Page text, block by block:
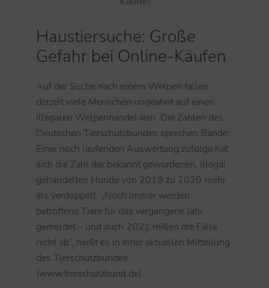
Haustiersuche: Große
Gefahr bei Online-Käufen
Auf der Suche nach einem Welpen fallen
derzeit viele Menschen ungeahnt auf einen
illegalen Welpenhandel rein. Die Zahlen des
Deutschen Tierschutzbundes sprechen Bände:
Einer noch laufenden Auswertung zufolge hat
sich die Zahl der bekannt gewordenen, illegal
gehandelten Hunde von 2019 zu 2020 mehr
als verdoppelt. „Noch immer werden
betroffene Tiere für das vergangene Jahr
gemeldet – und auch 2021 reißen die Fälle
nicht ab“, heißt es in einer aktuellen Mitteilung
des Tierschutzbundes
(www.tierschutzbund.de).